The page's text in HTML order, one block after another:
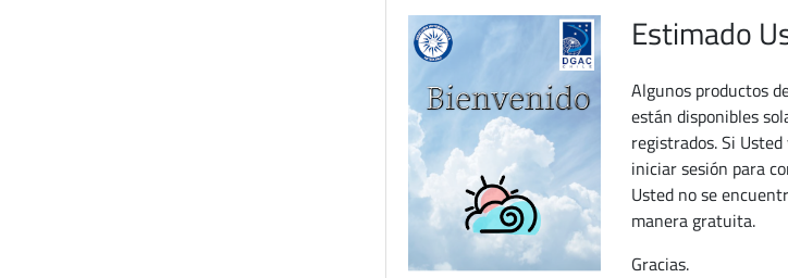
Estimado
Algunos productos
están disponibles
registrados. Si
iniciar sesión para
Usted no se
manera gratuita.
Gracias.